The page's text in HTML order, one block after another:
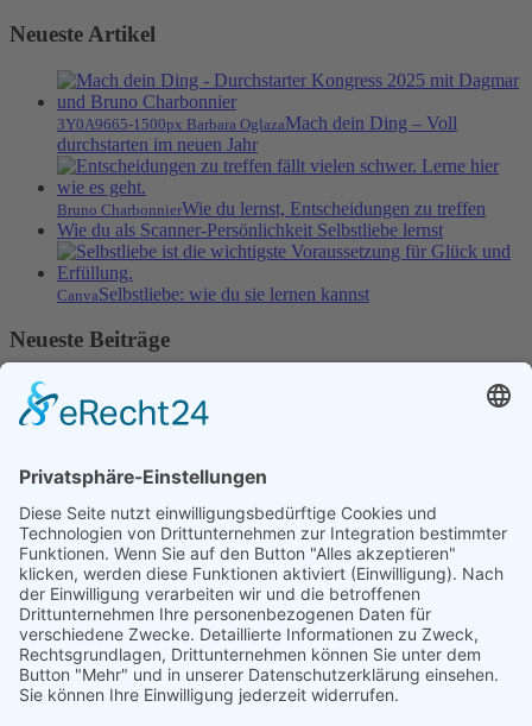
Neueste Artikel
3Y0A9665-1500px Barbara OglazaMach dein Ding – Voll
durchstarten im neuen Jahr
Bruno CharbonnierWie du lernst, Entscheidungen zu treffen
Wie du als Scanner-Persönlichkeit Selbstliebe lernst
CanvaSelbstliebe: wie du sie lernen kannst
Neueste Beiträge
Dezember 2024
Wie du lernst, Entscheidungen zu treffen
2021
Selbstliebe: wie du sie lernen kannst
Minimalismus – weniger ist mehr 18. November 2020
Cookie-Einstellungen
Kategorien
Mindset
Selbstliebe
Selbstverantwortung